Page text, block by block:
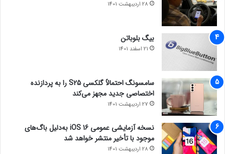
28 اردیبهشت 1401
بیگ بلوباتن
21 اسفند 1401
سامسونگ احتمالاً گلکسی S25 را به پردازنده
اختصاصی جدید مجهز می‌کند
27 اردیبهشت 1401
نسخه آزمایشی عمومی iOS 16 به‌دلیل باگ‌های
موجود با تأخیر منتشر خواهد شد
28 اردیبهشت 1401